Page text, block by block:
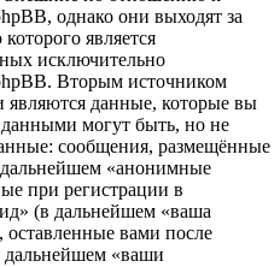
однако они выходят за
является
исключительно
Вторым источником
данные, которые вы
могут быть, но не
сообщения, размещённые
«анонимные
при регистрации в
(в дальнейшем «ваша
оставленные вами после
дальнейшем «ваши